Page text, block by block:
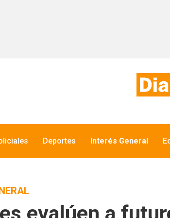
Deportes Interés General
evalúen a